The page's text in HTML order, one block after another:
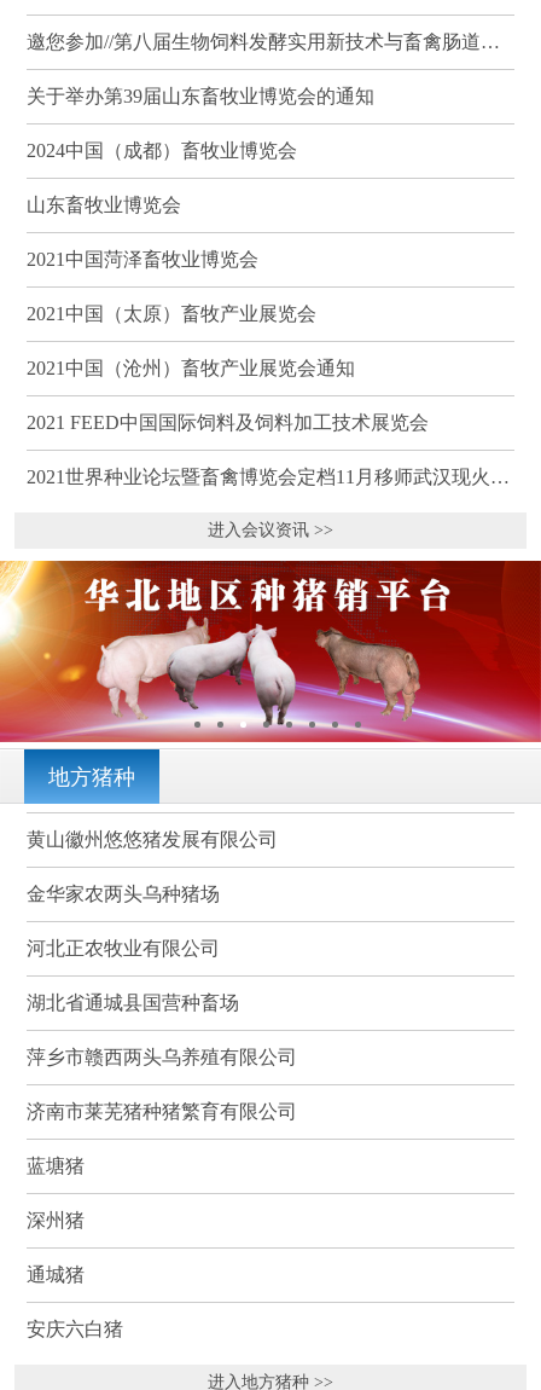
邀您参加//第八届生物饲料发酵实用新技术与畜禽肠道健康、营养科学研讨会（武汉）
关于举办第39届山东畜牧业博览会的通知
2024中国（成都）畜牧业博览会
山东畜牧业博览会
2021中国菏泽畜牧业博览会
2021中国（太原）畜牧产业展览会
2021中国（沧州）畜牧产业展览会通知
2021 FEED中国国际饲料及饲料加工技术展览会
2021世界种业论坛暨畜禽博览会定档11月移师武汉现火热招商
进入会议资讯 >>
地方猪种
黄山徽州悠悠猪发展有限公司
金华家农两头乌种猪场
河北正农牧业有限公司
湖北省通城县国营种畜场
萍乡市赣西两头乌养殖有限公司
济南市莱芜猪种猪繁育有限公司
蓝塘猪
深州猪
通城猪
安庆六白猪
进入地方猪种 >>